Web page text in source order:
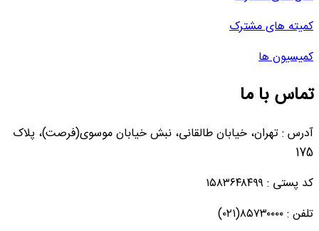
کمیته های مشترک
کمیسیون ها
تماس با ما
آدرس : تهران، خیابان طالقانی، نبش خیابان موسوی(فرصت)، پلاک
175
کد پستی : ۱۵۸۳۶۴۸۴۹۹
تلفن : ۸۵۷۳۰۰۰۰(۰۲۱)